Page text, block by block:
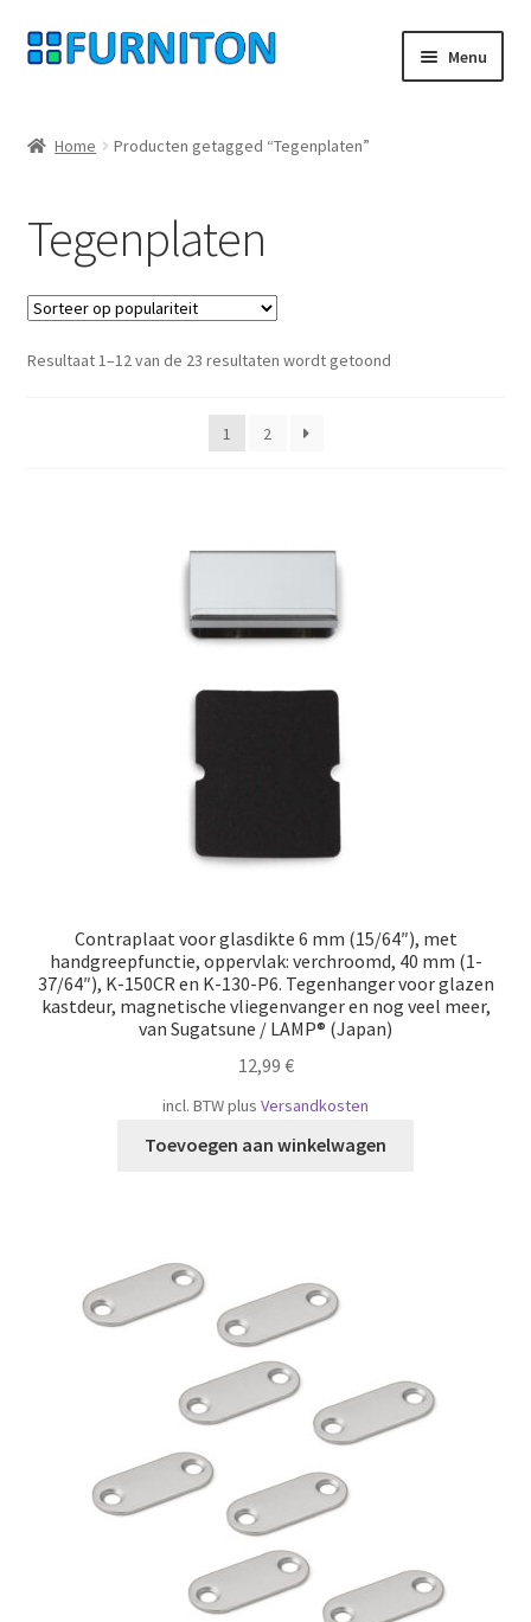
Ga
door
navigatie
Ga
naar
inhoud
Menu
Gegevensbescherming
Herroepingsrecht
Neem contact op met
Home Producten getagged “Tegenplaten”
Tegenplaten
Resultaat 1–12 van de 23 resultaten wordt getoondGesorteerd
1
2
Contraplaat voor glasdikte 6 mm (15/64″), met
handgreepfunctie, oppervlak: verchroomd, 40 mm (1-
37/64″), K-150CR en K-130-P6. Tegenhanger voor glazen
kastdeur, magnetische vliegenvanger en nog veel meer,
van Sugatsune / LAMP® (Japan)
12,99 €
incl. BTWplus Versandkosten
Toevoegen aan winkelwagen